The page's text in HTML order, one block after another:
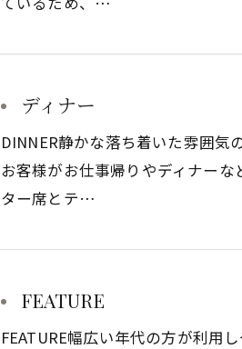
ディナー
DINNER静かな落ち着いた雰囲気
お客様がお仕事帰りやディナー
ター席とテ…
FEATURE
FEATURE幅広い年代の方が利用